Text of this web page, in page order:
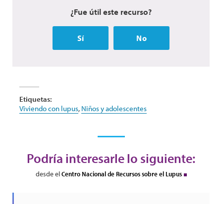
¿Fue útil este recurso?
Sí No
Etiquetas:
Viviendo con lupus, Niños y adolescentes
Podría interesarle lo siguiente:
desde elCentro Nacional de Recursos sobre el Lupus